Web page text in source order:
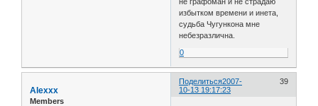
избытком времени и инета,
судьба Чугункона мне
небезразлична.
0
Поделиться 39
2007-
10-13 19:17:23
Alexxx
Members